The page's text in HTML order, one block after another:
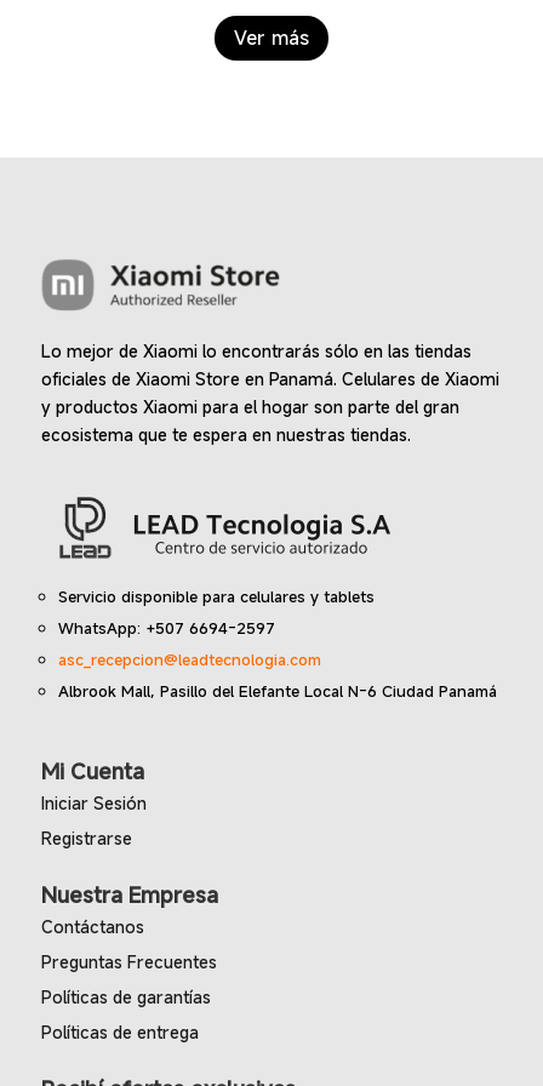
Ver más
Lo mejor de Xiaomi lo encontrarás sólo en las tiendas
oficiales de Xiaomi Store en Panamá. Celulares de Xiaomi
y productos Xiaomi para el hogar son parte del gran
ecosistema que te espera en nuestras tiendas.
Servicio disponible para celulares y tablets
WhatsApp: +507 6694-2597
asc_recepcion@leadtecnologia.com
Albrook Mall, Pasillo del Elefante Local N-6 Ciudad Panamá
Mi Cuenta
Iniciar Sesión
Registrarse
Nuestra Empresa
Contáctanos
Preguntas Frecuentes
Políticas de garantías
Políticas de entrega